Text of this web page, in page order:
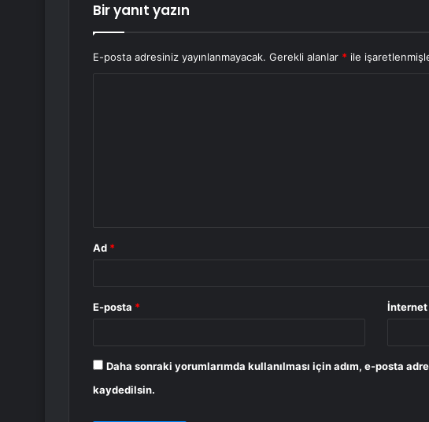
Bir yanıt yazın
E-posta adresiniz yayınlanmayacak. Gerekli alanlar * ile
Ad *
E-posta *
Daha sonraki yorumlarımda kullanılması için adım, e-posta
kaydedilsin.